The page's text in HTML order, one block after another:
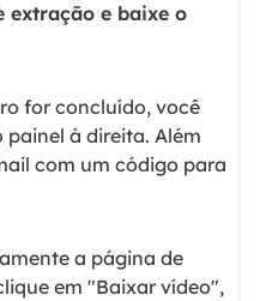
extração e baixe o
for concluído, você
à direita. Além
com um código para
a página de
em "Baixar vídeo",